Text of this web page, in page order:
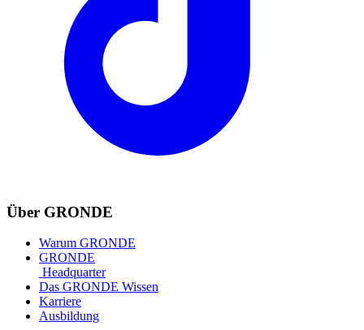
Über GRONDE
Warum GRONDE
GRONDE
Headquarter
Das GRONDE Wissen
Karriere
Ausbildung